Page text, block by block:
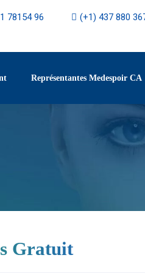
78154 96 (+1) 437 880
Représentantes Medespoir CA
Gratuit